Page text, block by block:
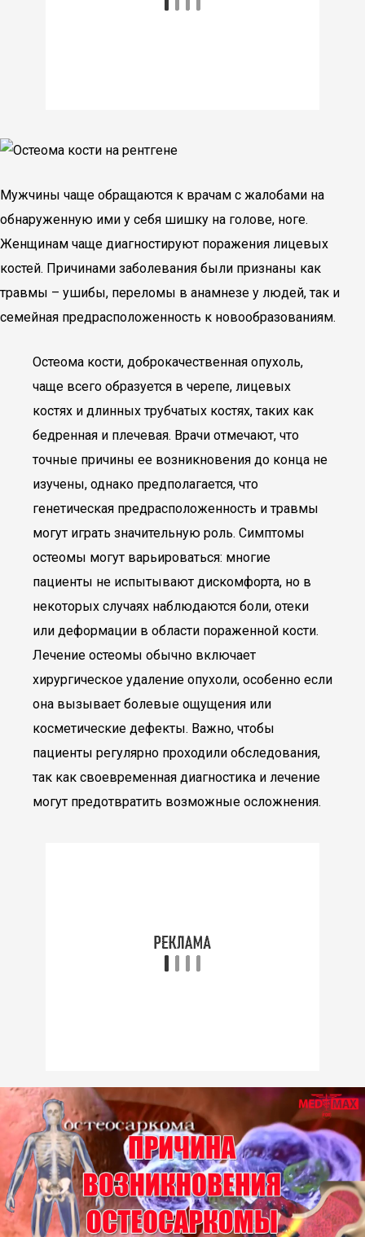
Мужчины чаще обращаются к врачам с жалобами на
обнаруженную ими у себя шишку на голове, ноге.
Женщинам чаще диагностируют поражения лицевых
костей. Причинами заболевания были признаны как
травмы – ушибы, переломы в анамнезе у людей, так и
семейная предрасположенность к новообразованиям.
Остеома кости, доброкачественная опухоль,
чаще всего образуется в черепе, лицевых
костях и длинных трубчатых костях, таких как
бедренная и плечевая. Врачи отмечают, что
точные причины ее возникновения до конца не
изучены, однако предполагается, что
генетическая предрасположенность и травмы
могут играть значительную роль. Симптомы
остеомы могут варьироваться: многие
пациенты не испытывают дискомфорта, но в
некоторых случаях наблюдаются боли, отеки
или деформации в области пораженной кости.
Лечение остеомы обычно включает
хирургическое удаление опухоли, особенно если
она вызывает болевые ощущения или
косметические дефекты. Важно, чтобы
пациенты регулярно проходили обследования,
так как своевременная диагностика и лечение
могут предотвратить возможные осложнения.